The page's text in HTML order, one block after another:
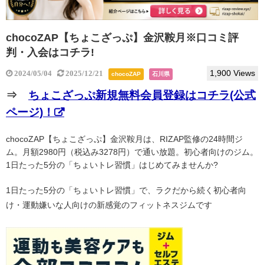
chocoZAP【ちょこざっぷ】金沢鞍月※口コミ評
判・入会はコチラ!
2024/05/04 2025/12/21 chocoZAP 石川県 1,900 Views
⇒ ちょこざっぷ新規無料会員登録はコチラ(公式
ページ)！
chocoZAP【ちょこざっぷ】金沢鞍月は、RIZAP監修の24時間ジ
ム。月額2980円（税込み3278円）で通い放題。初心者向けのジム。
1日たった5分の「ちょいトレ習慣」はじめてみませんか?
1日たった5分の「ちょいトレ習慣」で、ラクだから続く初心者向
け・運動嫌いな人向けの新感覚のフィットネスジムです